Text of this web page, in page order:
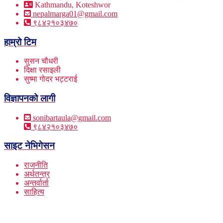
Kathmandu, Koteshwor
nepalmarga01@gmail.com
९८४२१०३४७०
हाम्रो टिम
सुसन चौधरी
दिक्षा रसाइली
सुष्मा गोदर भट्टराई
विज्ञापनको लागी
sonibartaula@gmail.com
९८४२१०३४७०
साइट नेभिगेसन
राजनीति
अर्थतन्त्र
अन्तर्वार्ता
साहित्य